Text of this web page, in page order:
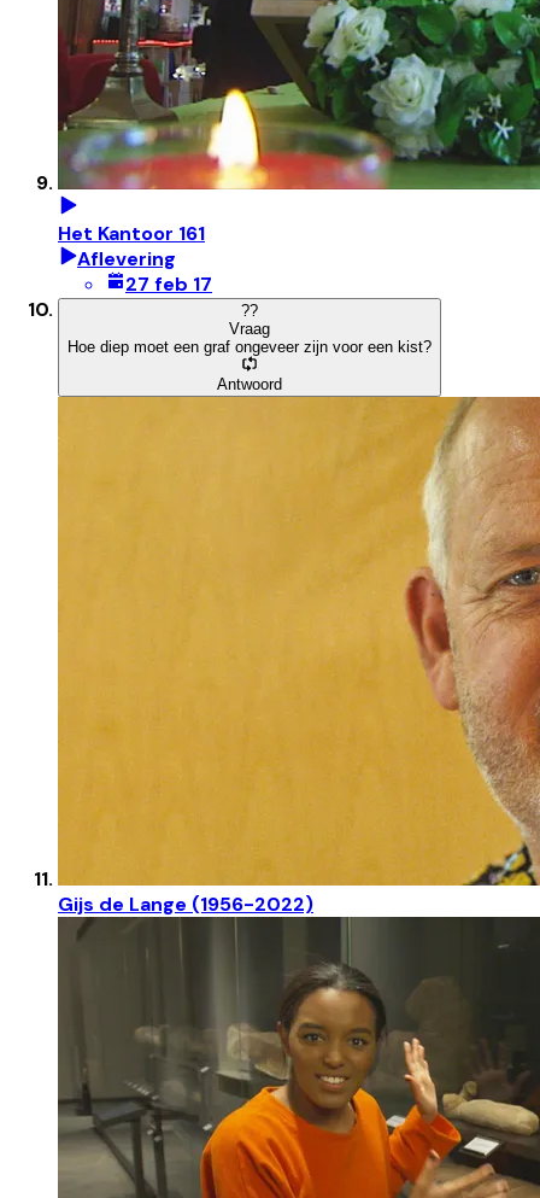
Het Kantoor 161
Aflevering
27 feb 17
??
Vraag
Hoe diep moet een graf ongeveer zijn voor een kist?
Antwoord
Gijs de Lange (1956-2022)